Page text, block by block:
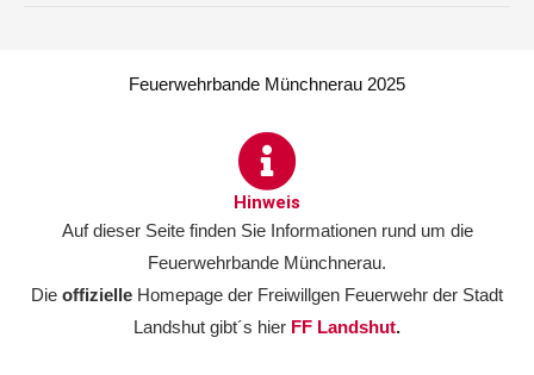
Feuerwehrbande Münchnerau 2025
Hinweis
Auf dieser Seite finden Sie Informationen rund um die
Feuerwehrbande Münchnerau.
Die offizielle Homepage der Freiwillgen Feuerwehr der Stadt
Landshut gibt´s hier FF Landshut.